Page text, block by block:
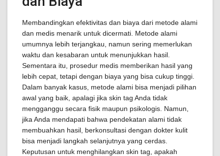
Membandingkan efektivitas dan biaya dari metode alami
dan medis menarik untuk dicermati. Metode alami
umumnya lebih terjangkau, namun sering memerlukan
waktu dan kesabaran untuk menunjukkan hasil.
Sementara itu, prosedur medis memberikan hasil yang
lebih cepat, tetapi dengan biaya yang bisa cukup tinggi.
Dalam banyak kasus, metode alami bisa menjadi pilihan
awal yang baik, apalagi jika skin tag Anda tidak
mengganggu secara fisik maupun psikologis. Namun,
jika Anda mendapati bahwa pendekatan alami tidak
membuahkan hasil, berkonsultasi dengan dokter kulit
bisa menjadi langkah selanjutnya yang cerdas.
Keputusan untuk menghilangkan skin tag, apakah